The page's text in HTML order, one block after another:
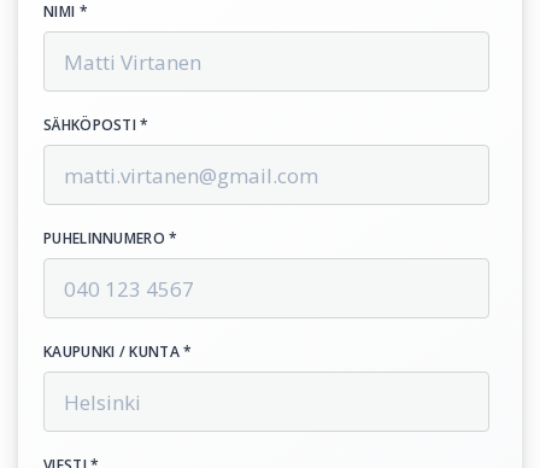
NIMI *
SÄHKÖPOSTI *
PUHELINNUMERO *
KAUPUNKI / KUNTA *